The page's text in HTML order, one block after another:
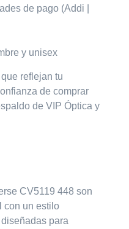
de pago (Addi |
y unisex
reflejan tu
de comprar
deVIP Óptica y
CV5119 448 son
con un estilo
para